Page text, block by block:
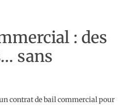
: des
sans
contrat de bail commercial pour